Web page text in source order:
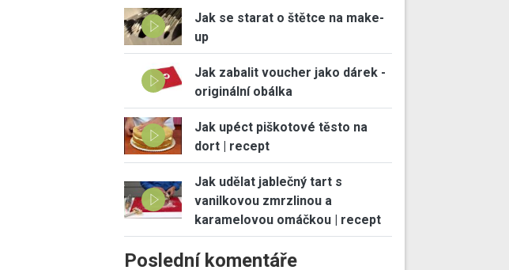
Jak se starat o štětce na make-
up
Jak zabalit voucher jako dárek -
originální obálka
Jak upéct piškotové těsto na
dort | recept
Jak udělat jablečný tart s
vanilkovou zmrzlinou a
karamelovou omáčkou | recept
Poslední komentáře